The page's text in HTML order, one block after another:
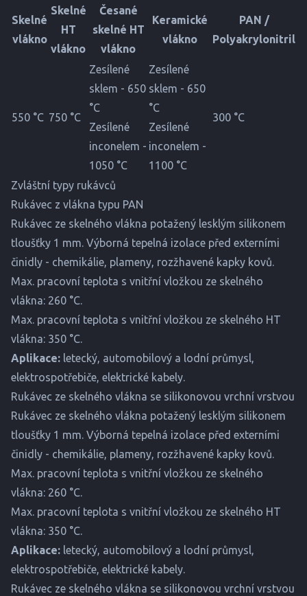
Skelné
vlákno
Skelné
HT
vlákno
Česané
skelné HT
vlákno
Keramické
vlákno
PAN /
Polyakrylonitril
550 °C 750 °C
Zesílené
sklem - 650
°C
Zesílené
inconelem -
1050 °C
Zesílené
sklem - 650
°C
Zesílené
inconelem -
1100 °C
300 °C
Zvláštní typy rukávců
Rukávec z vlákna typu PAN
Rukávec ze skelného vlákna potažený lesklým silikonem
tloušťky 1 mm. Výborná tepelná izolace před externími
činidly - chemikálie, plameny, rozžhavené kapky kovů.
Max. pracovní teplota s vnitřní vložkou ze skelného
vlákna: 260 °C.
Max. pracovní teplota s vnitřní vložkou ze skelného HT
vlákna: 350 °C.
Aplikace: letecký, automobilový a lodní průmysl,
elektrospotřebiče, elektrické kabely.
Rukávec ze skelného vlákna se silikonovou vrchní vrstvou
Rukávec ze skelného vlákna potažený lesklým silikonem
tloušťky 1 mm. Výborná tepelná izolace před externími
činidly - chemikálie, plameny, rozžhavené kapky kovů.
Max. pracovní teplota s vnitřní vložkou ze skelného
vlákna: 260 °C.
Max. pracovní teplota s vnitřní vložkou ze skelného HT
vlákna: 350 °C.
Aplikace: letecký, automobilový a lodní průmysl,
elektrospotřebiče, elektrické kabely.
Rukávec ze skelného vlákna se silikonovou vrchní vrstvou